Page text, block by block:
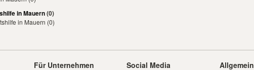
in Mauern(0)
in Mauern (0)
Für Unternehmen
Social Media
Allgemein